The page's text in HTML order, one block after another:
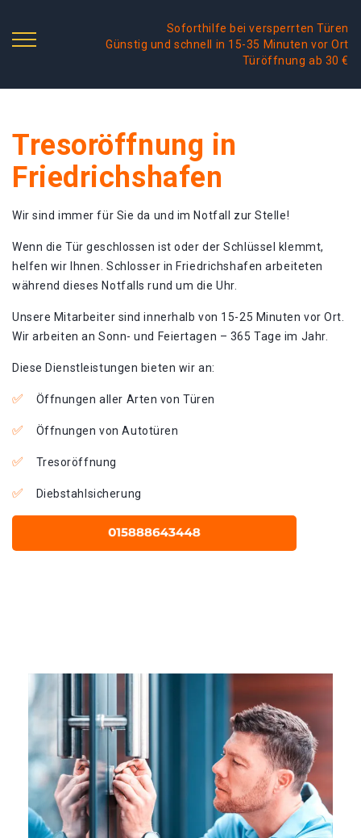
Soforthilfe bei versperrten Türen
Günstig und schnell in 15-35 Minuten vor Ort
Türöffnung ab 30 €
Tresoröffnung in
Friedrichshafen
Wir sind immer für Sie da und im Notfall zur Stelle!
Wenn die Tür geschlossen ist oder der Schlüssel klemmt,
helfen wir Ihnen. Schlosser in Friedrichshafen arbeiteten
während dieses Notfalls rund um die Uhr.
Unsere Mitarbeiter sind innerhalb von 15-25 Minuten vor Ort.
Wir arbeiten an Sonn- und Feiertagen – 365 Tage im Jahr.
Diese Dienstleistungen bieten wir an:
Öffnungen aller Arten von Türen
Öffnungen von Autotüren
Tresoröffnung
Diebstahlsicherung